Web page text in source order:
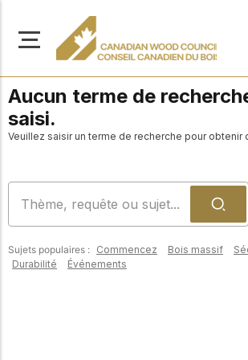
Accédez à un large
À propos de nous
Apprenez-en davantage
sur notre mission visant à
construction en bois
Aucun terme de
saisi.
Veuillez saisir un terme de recherche pour obtenir
Sujets populaires : Commencez Bois massif
Durabilité
Événements